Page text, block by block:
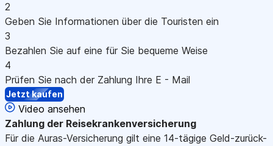
2
Geben Sie Informationen über die Touristen ein
3
Bezahlen Sie auf eine für Sie bequeme Weise
4
Prüfen Sie nach der Zahlung Ihre E - Mail
Jetzt kaufen
Video ansehen
Zahlung der Reisekrankenversicherung
Für die Auras-Versicherung gilt eine 14-tägige Geld-zurück-